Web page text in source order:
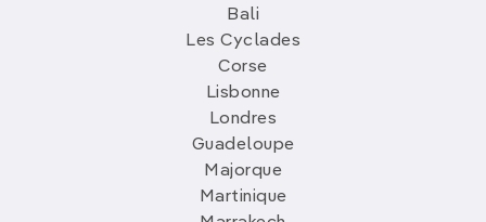
Bali
Les Cyclades
Corse
Lisbonne
Londres
Guadeloupe
Majorque
Martinique